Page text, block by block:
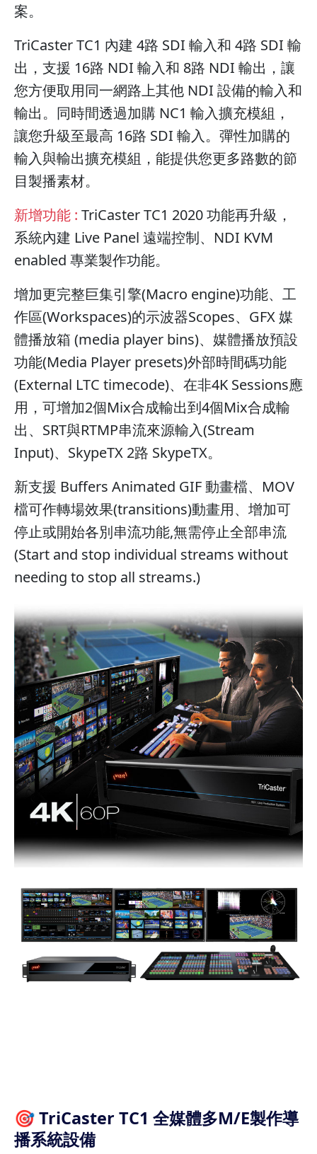
案。
TriCaster TC1 內建 4路 SDI 輸入和 4路 SDI 輸
出，支援 16路 NDI 輸入和 8路 NDI 輸出，讓
您方便取用同一網路上其他 NDI 設備的輸入和
輸出。同時間透過加購 NC1 輸入擴充模組，
讓您升級至最高 16路 SDI 輸入。彈性加購的
輸入與輸出擴充模組，能提供您更多路數的節
目製播素材。
新增功能 : TriCaster TC1 2020 功能再升級，
系統內建 Live Panel 遠端控制、NDI KVM
enabled 專業製作功能。
增加更完整巨集引擎(Macro engine)功能、工
作區(Workspaces)的示波器Scopes、GFX 媒
體播放箱 (media player bins)、媒體播放預設
功能(Media Player presets)外部時間碼功能
(External LTC timecode)、在非4K Sessions應
用，可增加2個Mix合成輸出到4個Mix合成輸
出、SRT與RTMP串流來源輸入(Stream
Input)、SkypeTX 2路 SkypeTX。
新支援 Buffers Animated GIF 動畫檔、MOV
檔可作轉場效果(transitions)動畫用、增加可
停止或開始各別串流功能,無需停止全部串流
(Start and stop individual streams without
needing to stop all streams.)
🎯 TriCaster TC1 全媒體多M/E製作導
播系統設備